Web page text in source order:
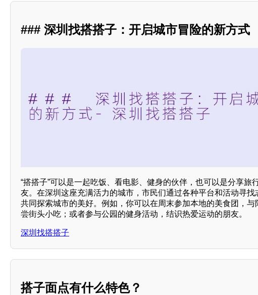
### 深圳找搭搭子：开启城市冒险的新方式
“搭搭子”可以是一起吃饭、看电影、健身的伙伴，也可以是分享旅
友。在深圳这座充满活力的城市，市民们通过各种平台和活动寻找
共同探索城市的美好。例如，你可以在周末参加本地的美食团，与
尝街头小吃；或者参与公园的健身活动，结识热爱运动的朋友。
深圳找搭搭子
搭子面点有什么特色？